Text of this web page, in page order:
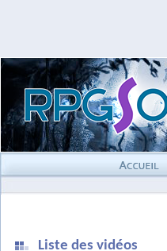
Liste des vidéos